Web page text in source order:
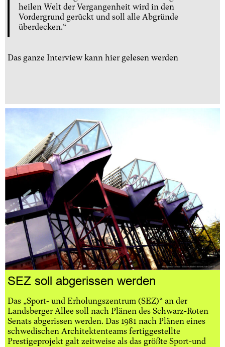
heilen Welt der Vergangenheit wird in den
Vordergrund gerückt und soll alle Abgründe
überdecken.“
Das ganze Interview kann hier gelesen werden
SEZ soll abgerissen werden
Das „Sport- und Erholungszentrum (SEZ)“ an der
Landsberger Allee soll nach Plänen des Schwarz-Roten
Senats abgerissen werden. Das 1981 nach Plänen eines
schwedischen Architektenteams fertiggestellte
Prestigeprojekt galt zeitweise als das größte Sport-und